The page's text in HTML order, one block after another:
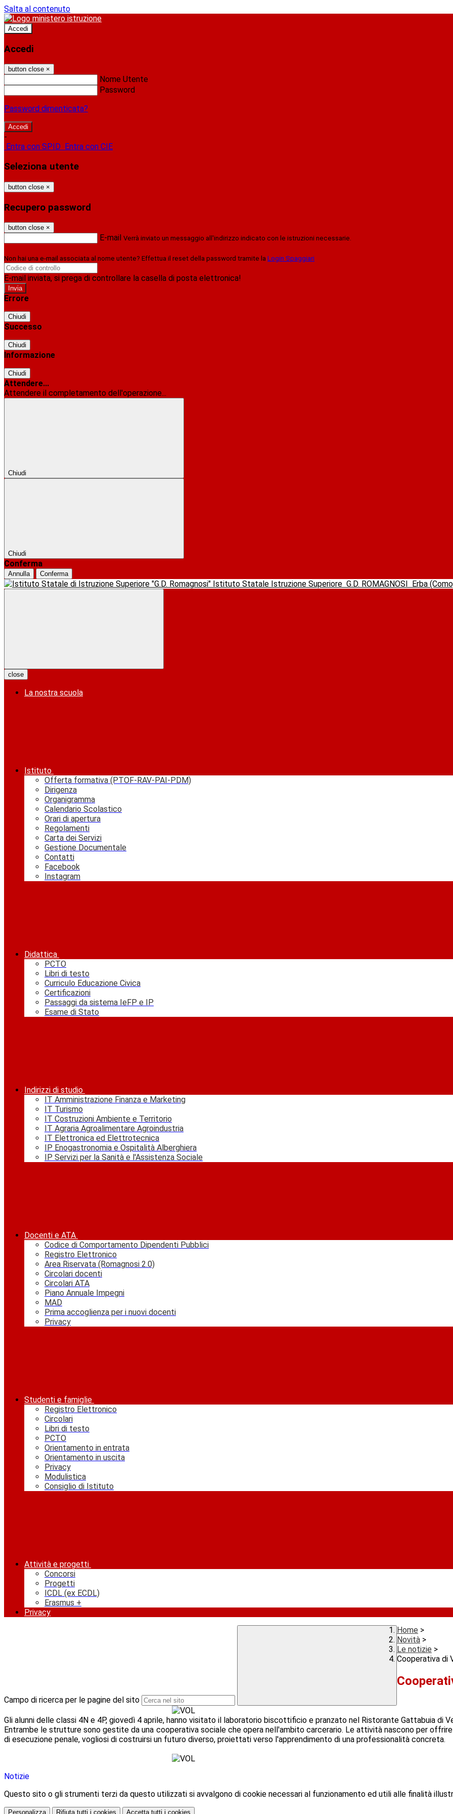
Salta al contenuto
Accedi
Accedi
button close ×
Nome Utente
Password
Password dimenticata?
-
Entra con SPID Entra con CIE
Seleziona utente
button close ×
Recupero password
button close ×
E-mail Verrà inviato un messaggio all'indirizzo indicato con le istruzioni necessarie.
Non hai una e-mail associata al nome utente? Effettua il reset della password tramite la Login Spaggiari
E-mail inviata, si prega di controllare la casella di posta elettronica!
Errore
Chiudi
Successo
Chiudi
Informazione
Chiudi
Attendere...
Attendere il completamento dell'operazione...
Chiudi
Chiudi
Conferma
Annulla Conferma
Istituto Statale Istruzione Superiore G.D. ROMAGNOSI Erba
close
La nostra scuola
Istituto
Offerta formativa (PTOF-RAV-PAI-PDM)
Dirigenza
Organigramma
Calendario Scolastico
Orari di apertura
Regolamenti
Carta dei Servizi
Gestione Documentale
Contatti
Facebook
Instagram
Didattica
PCTO
Libri di testo
Curriculo Educazione Civica
Certificazioni
Passaggi da sistema IeFP e IP
Esame di Stato
Indirizzi di studio
IT Amministrazione Finanza e Marketing
IT Turismo
IT Costruzioni Ambiente e Territorio
IT Agraria Agroalimentare Agroindustria
IT Elettronica ed Elettrotecnica
IP Enogastronomia e Ospitalità Alberghiera
IP Servizi per la Sanità e l'Assistenza Sociale
Docenti e ATA
Codice di Comportamento Dipendenti Pubblici
Registro Elettronico
Area Riservata (Romagnosi 2.0)
Circolari docenti
Circolari ATA
Piano Annuale Impegni
MAD
Prima accoglienza per i nuovi docenti
Privacy
Studenti e famiglie
Registro Elettronico
Circolari
Libri di testo
PCTO
Orientamento in entrata
Orientamento in uscita
Privacy
Modulistica
Consiglio di Istituto
Attività e progetti
Concorsi
Progetti
ICDL (ex ECDL)
Erasmus +
Privacy
Campo di ricerca per le pagine del sito
Home >
Novità >
Le notizie >
Cooperativa di
Gli alunni delle classi 4N e 4P, giovedì 4 aprile, hanno visitato il laboratorio biscottificio e pranzato nel Ristorante Gattabuia di
Entrambe le strutture sono gestite da una cooperativa sociale che opera nell'ambito carcerario. Le attività nascono per
di esecuzione penale, vogliosi di costruirsi un futuro diverso, proiettati verso l'apprendimento di una professionalità concreta.
Notizie
Questo sito o gli strumenti terzi da questo utilizzati si avvalgono di cookie necessari al funzionamento ed utili alle finalità
Personalizza Rifiuta tutti i cookies Accetta tutti i cookies